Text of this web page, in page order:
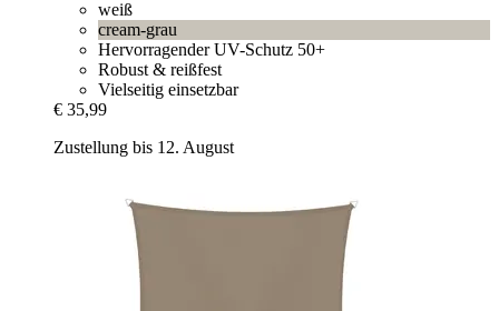
weiß
cream-grau
Hervorragender UV-Schutz 50+
Robust & reißfest
Vielseitig einsetzbar
€ 35,99
Zustellung bis 12. August